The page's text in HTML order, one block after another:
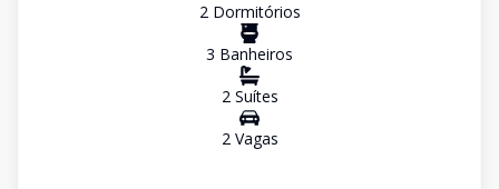
2Dormitórios
3 Banheiros
2Suítes
2Vagas